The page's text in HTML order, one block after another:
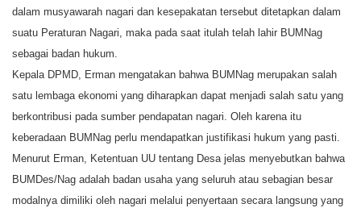
dalam musyawarah nagari dan kesepakatan tersebut ditetapkan dalam
suatu Peraturan Nagari, maka pada saat itulah telah lahir BUMNag
sebagai badan hukum.
Kepala DPMD, Erman mengatakan bahwa BUMNag merupakan salah
satu lembaga ekonomi yang diharapkan dapat menjadi salah satu yang
berkontribusi pada sumber pendapatan nagari. Oleh karena itu
keberadaan BUMNag perlu mendapatkan justifikasi hukum yang pasti.
Menurut Erman, Ketentuan UU tentang Desa jelas menyebutkan bahwa
BUMDes/Nag adalah badan usaha yang seluruh atau sebagian besar
modalnya dimiliki oleh nagari melalui penyertaan secara langsung yang